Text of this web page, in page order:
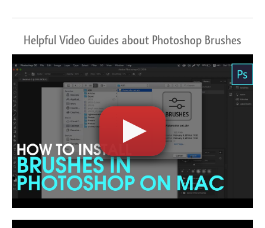
Helpful Video Guides about Photoshop Brushes